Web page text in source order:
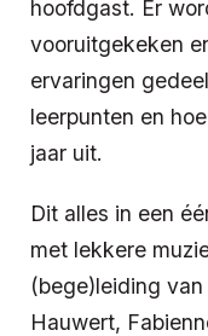
hoofdgast. Er
vooruitgekeken
ervaringen
leerpunten en
jaar uit.
Dit alles in een
met lekkere
(bege)leiding
Hauwert,